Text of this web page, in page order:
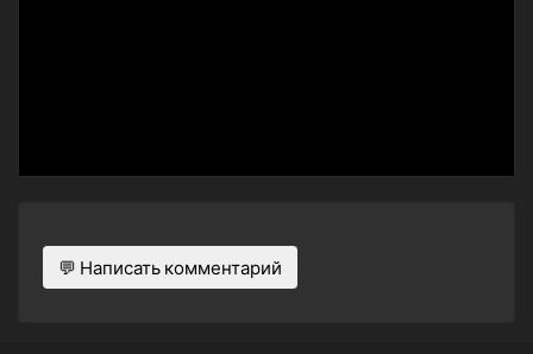
💬 Написать комментарий